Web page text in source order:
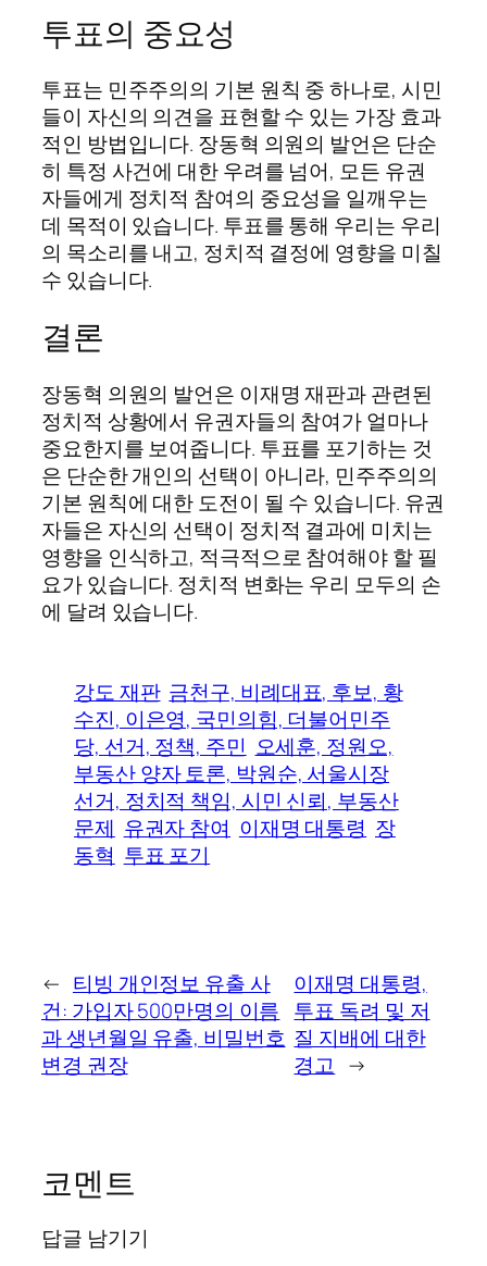
투표의 중요성
투표는 민주주의의 기본 원칙 중 하나로, 시민
들이 자신의 의견을 표현할 수 있는 가장 효과
적인 방법입니다. 장동혁 의원의 발언은 단순
히 특정 사건에 대한 우려를 넘어, 모든 유권
자들에게 정치적 참여의 중요성을 일깨우는
데 목적이 있습니다. 투표를 통해 우리는 우리
의 목소리를 내고, 정치적 결정에 영향을 미칠
수 있습니다.
결론
장동혁 의원의 발언은 이재명 재판과 관련된
정치적 상황에서 유권자들의 참여가 얼마나
중요한지를 보여줍니다. 투표를 포기하는 것
은 단순한 개인의 선택이 아니라, 민주주의의
기본 원칙에 대한 도전이 될 수 있습니다. 유권
자들은 자신의 선택이 정치적 결과에 미치는
영향을 인식하고, 적극적으로 참여해야 할 필
요가 있습니다. 정치적 변화는 우리 모두의 손
에 달려 있습니다.
강도 재판 금천구, 비례대표, 후보, 황
수진, 이은영, 국민의힘, 더불어민주
당, 선거, 정책, 주민 오세훈, 정원오,
부동산 양자 토론, 박원순, 서울시장
선거, 정치적 책임, 시민 신뢰, 부동산
문제 유권자 참여 이재명 대통령 장
동혁 투표 포기
← 티빙 개인정보 유출 사
건: 가입자 500만명의 이름
과 생년월일 유출, 비밀번호
변경 권장
이재명 대통령,
투표 독려 및 저
질 지배에 대한
경고 →
코멘트
답글 남기기